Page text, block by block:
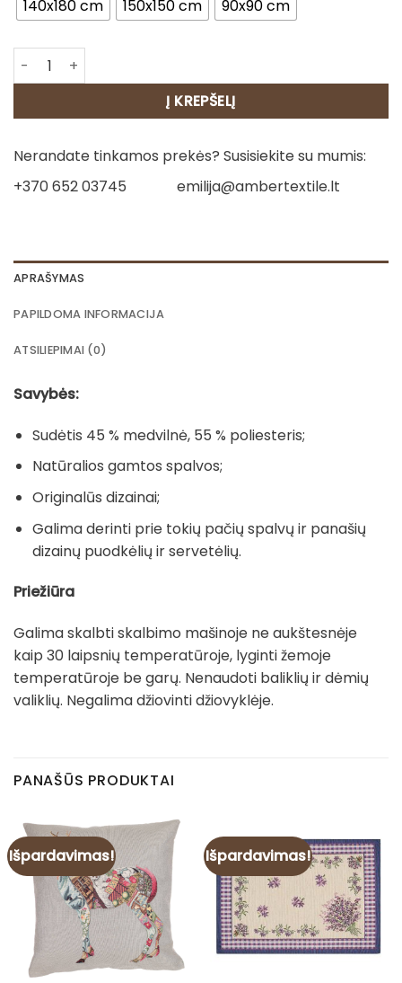
140x180 cm 150x150 cm 90x90 cm
produkto kiekis: Medvilninė staltiesė - Rožytės / 1
Į KREPŠELĮ
Nerandate tinkamos prekės? Susisiekite su mumis:
+370 652 03745
emilija@ambertextile.lt
APRAŠYMAS
PAPILDOMA INFORMACIJA
ATSILIEPIMAI (0)
Savybės:
Sudėtis 45 % medvilnė, 55 % poliesteris;
Natūralios gamtos spalvos;
Originalūs dizainai;
Galima derinti prie tokių pačių spalvų ir panašių
dizainų puodkėlių ir servetėlių.
Priežiūra
Galima skalbti skalbimo mašinoje ne aukštesnėje
kaip 30 laipsnių temperatūroje, lyginti žemoje
temperatūroje be garų. Nenaudoti baliklių ir dėmių
valiklių. Negalima džiovinti džiovyklėje.
PANAŠŪS PRODUKTAI
Išpardavimas! Išpardavimas!